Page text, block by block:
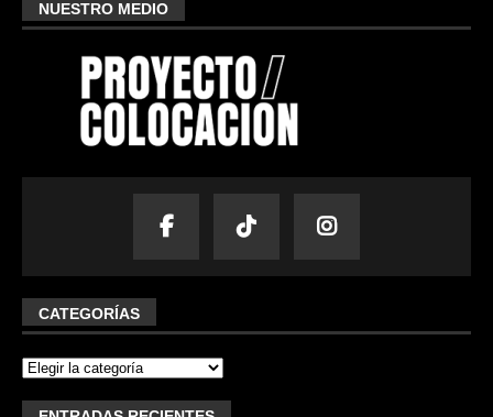
NUESTRO MEDIO
CATEGORÍAS